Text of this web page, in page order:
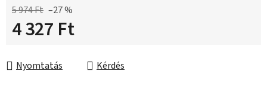
5 974 Ft –27 %
4 327 Ft
Nyomtatás
Kérdés